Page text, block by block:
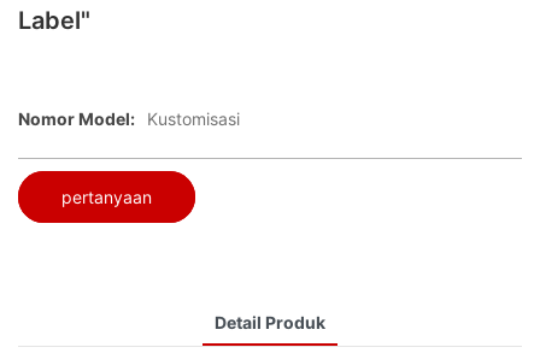
Label"
Nomor Model: Kustomisasi
pertanyaan
Detail Produk